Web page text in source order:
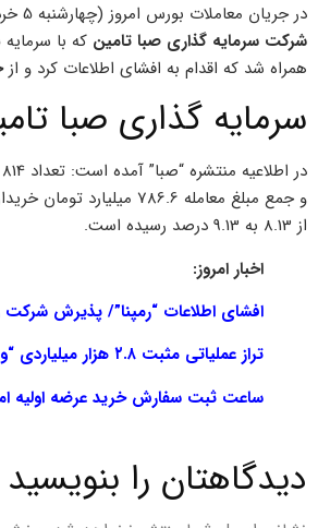
در جریان معاملات بورس امروز (چهارشنبه 5 خرداد) که شاخص کل تا لحظه نگارش این خبر با رشد 4.7 هزار واحدی همراه شده است،
شرکت سرمایه گذاری صبا تامین
همراه شد که اقدام به افشای اطلاعات کرد و از
سرمایه گذاری صبا
و جمع مبلغ معامله
از 8.13 به 9.13 درصد رسیده است.
اخبار امروز:
افشای اطلاعات “رمپنا”/ پذیرش شرکت
تراز عملیاتی مثبت ۲.۸ هزار میلیاردی “وبملت” در اردیبهشت و فروردین ۱۴۰۰
ساعت ثبت سفارش خرید عرضه اولیه
دیدگاهتان را بنویسید